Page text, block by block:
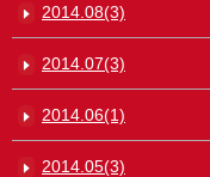
2014.08(3)
2014.07(3)
2014.06(1)
2014.05(3)